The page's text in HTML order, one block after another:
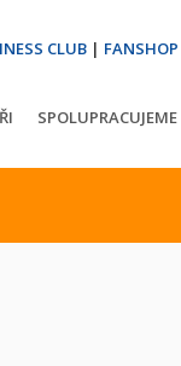
CLUB | FANSHOP
SPOLUPRACUJEME